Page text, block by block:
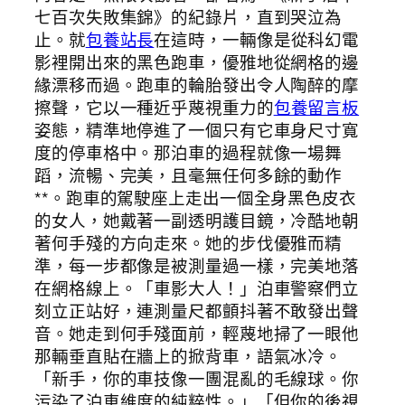
七百次失敗集錦》的紀錄片，直到哭泣為
止。就包養站長在這時，一輛像是從科幻電
影裡開出來的黑色跑車，優雅地從網格的邊
緣漂移而過。跑車的輪胎發出令人陶醉的摩
擦聲，它以一種近乎蔑視重力的包養留言板
姿態，精準地停進了一個只有它車身尺寸寬
度的停車格中。那泊車的過程就像一場舞
蹈，流暢、完美，且毫無任何多餘的動作
**。跑車的駕駛座上走出一個全身黑色皮衣
的女人，她戴著一副透明護目鏡，冷酷地朝
著何手殘的方向走來。她的步伐優雅而精
準，每一步都像是被測量過一樣，完美地落
在網格線上。「車影大人！」泊車警察們立
刻立正站好，連測量尺都顫抖著不敢發出聲
音。她走到何手殘面前，輕蔑地掃了一眼他
那輛垂直貼在牆上的掀背車，語氣冰冷。
「新手，你的車技像一團混亂的毛線球。你